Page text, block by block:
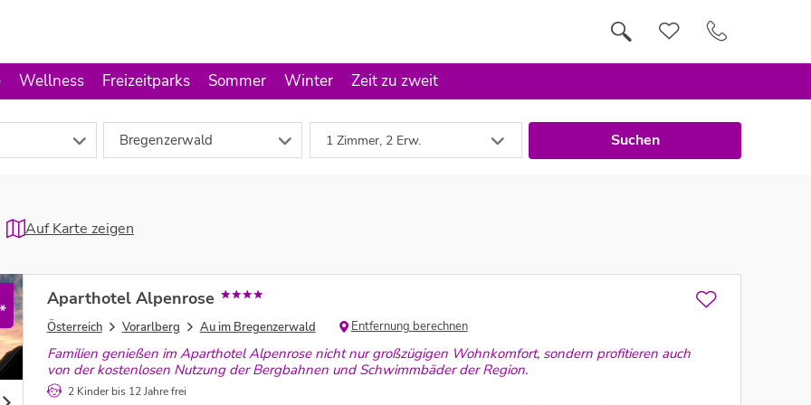
Wellness Freizeitparks Sommer Winter Zeit zu zweit
Bregenzerwald 1 Zimmer, 2 Erw. Suchen
Auf Karte zeigen
*
Aparthotel Alpenrose
Österreich Vorarlberg Au im Bregenzerwald Entfernung berechnen
Familien genießen im Aparthotel Alpenrose nicht nur großzügigen Wohnkomfort, sondern profitieren auch
von der kostenlosen Nutzung der Bergbahnen und Schwimmbäder der Region.
2 Kinder bis 12 Jahre frei